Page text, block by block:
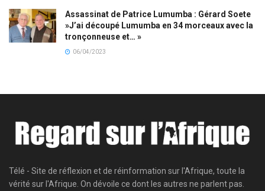
Assassinat de Patrice Lumumba : Gérard Soete
»J’ai découpé Lumumba en 34 morceaux avec la
tronçonneuse et… »
06/04/2023
Télé - Site de réflexion et de réinformation sur l'Afrique, toute la
vérité sur l'Afrique. On dévoile ce dont les autres ne parlent pas.